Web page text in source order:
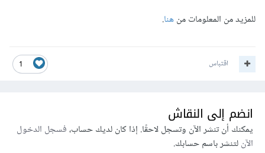
للمزيد من المعلومات منهنا.
1 اقتباس
انضم إلى النقاش
يمكنك أن تنشر الآن وتسجل لاحقًا. إذا كان لديك حساب،فسجل الدخول
الآنلتنشر باسم حسابك.